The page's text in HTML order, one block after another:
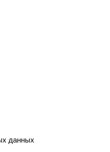
данных